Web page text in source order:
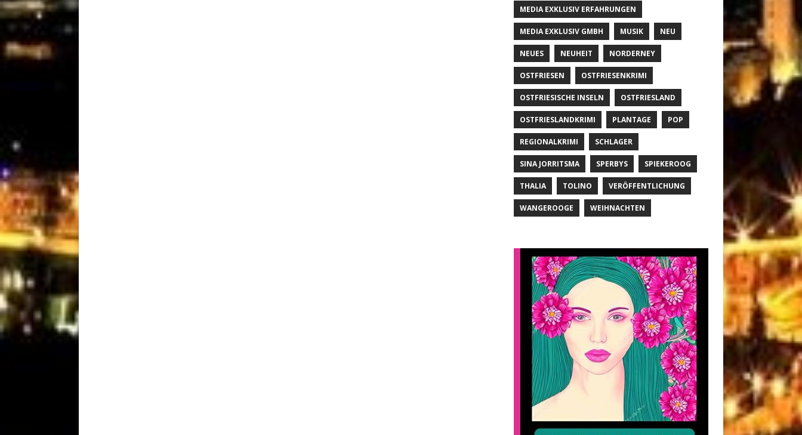
MEDIA EXKLUSIV ERFAHRUNGEN
MEDIA EXKLUSIV GMBH MUSIK NEU
NEUES NEUHEIT NORDERNEY
OSTFRIESEN OSTFRIESENKRIMI
OSTFRIESISCHE INSELN OSTFRIESLAND
OSTFRIESLANDKRIMI PLANTAGE POP
REGIONALKRIMI SCHLAGER
SINA JORRITSMA SPERBYS SPIEKEROOG
THALIA TOLINO VERÖFFENTLICHUNG
WANGEROOGE WEIHNACHTEN